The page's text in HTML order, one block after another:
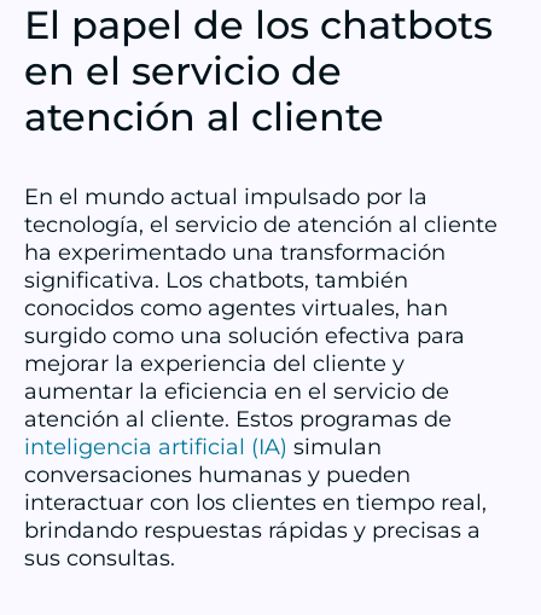
El papel de los chatbots
en el servicio de
atención al cliente
En el mundo actual impulsado por la
tecnología, el servicio de atención al cliente
ha experimentado una transformación
significativa. Los chatbots, también
conocidos como agentes virtuales, han
surgido como una solución efectiva para
mejorar la experiencia del cliente y
aumentar la eficiencia en el servicio de
atención al cliente. Estos programas de
inteligencia artificial (IA) simulan
conversaciones humanas y pueden
interactuar con los clientes en tiempo real,
brindando respuestas rápidas y precisas a
sus consultas.